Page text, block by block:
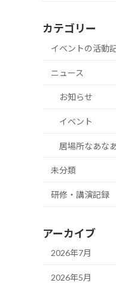
カテゴリー
イベントの活動
ニュース
お知らせ
イベント
居場所なあな
未分類
研修・講演記録
アーカイブ
2026年7月
2026年5月